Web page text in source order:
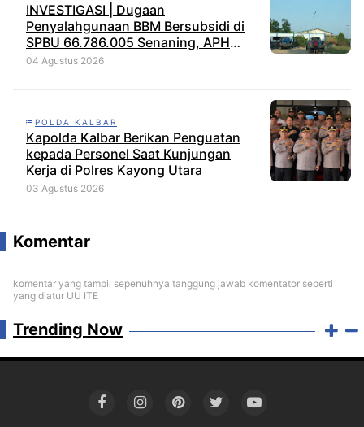
INVESTIGASI | Dugaan
Penyalahgunaan BBM Bersubsidi di
SPBU 66.786.005 Senaning, APH
Jangan Tutup Mata, BPH Migas
04 Agustus 2026
POLDA KALBAR
Kapolda Kalbar Berikan Penguatan
kepada Personel Saat Kunjungan
Kerja di Polres Kayong Utara
03 Agustus 2026
Komentar
komentar yang tampil sepenuhnya tanggung jawab komentator seperti
yang diatur UU ITE
Trending Now